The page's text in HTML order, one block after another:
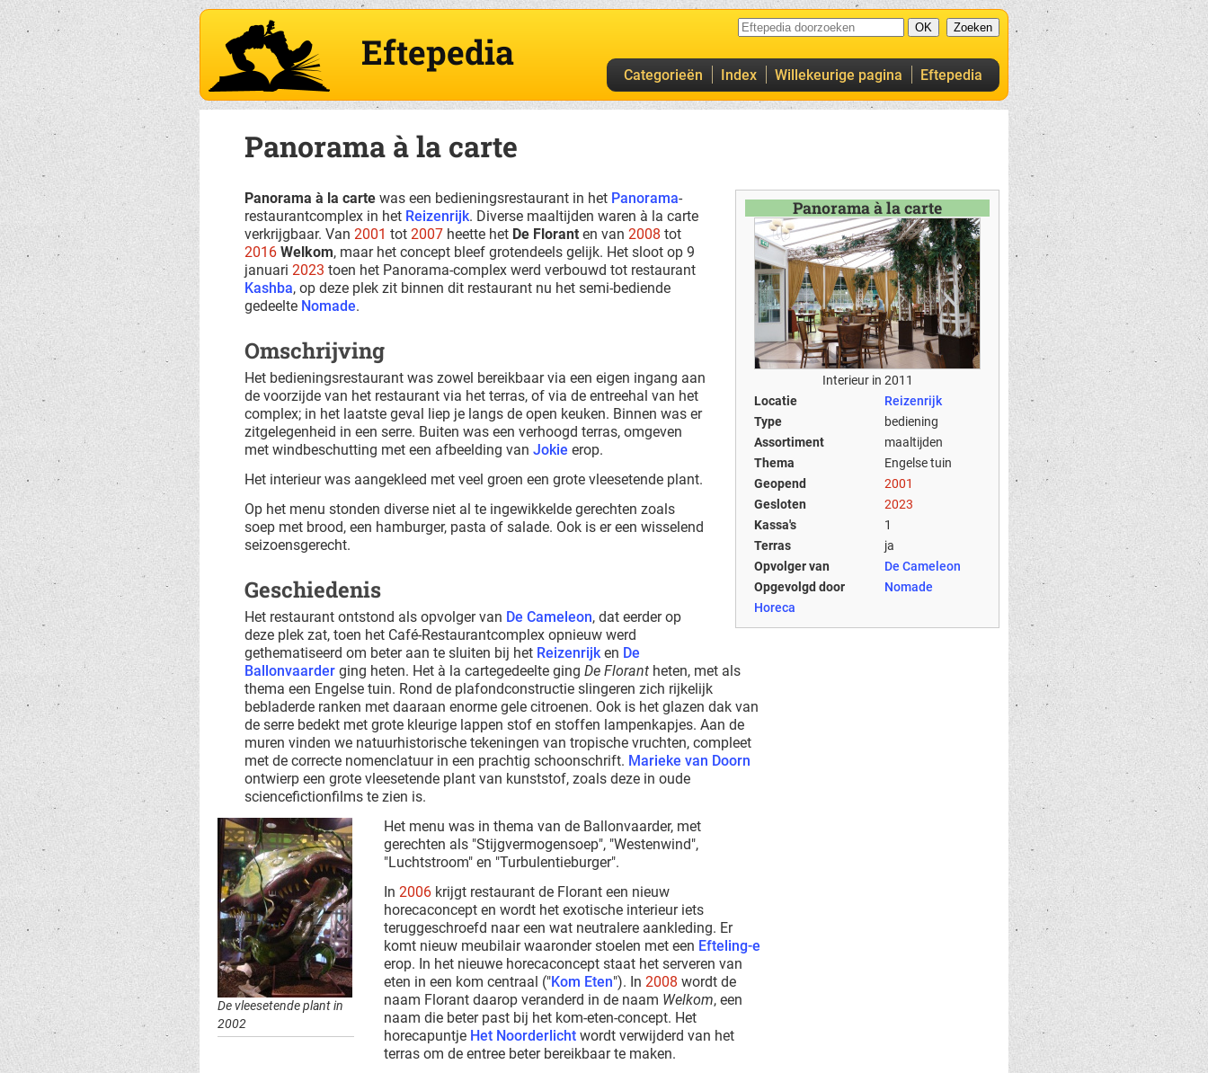
Eftepedia
Categorieën Index Willekeurige pagina Eftepedia
Panorama à la carte
Panorama à la carte
Interieur in 2011
Locatie
Reizenrijk
Type
bediening
Assortiment
maaltijden
Thema
Engelse tuin
Geopend
2001
Gesloten
2023
Kassa's
1
Terras
ja
Opvolger van
De Cameleon
Opgevolgd door
Nomade
Horeca
Panorama à la carte was een bedieningsrestaurant in het Panorama-
restaurantcomplex in het Reizenrijk. Diverse maaltijden waren à la carte
verkrijgbaar. Van 2001 tot 2007 heette het De Florant en van 2008 tot
2016 Welkom, maar het concept bleef grotendeels gelijk. Het sloot op 9
januari 2023 toen het Panorama-complex werd verbouwd tot restaurant
Kashba, op deze plek zit binnen dit restaurant nu het semi-bediende
gedeelte Nomade.
Omschrijving
Het bedieningsrestaurant was zowel bereikbaar via een eigen ingang aan
de voorzijde van het restaurant via het terras, of via de entreehal van het
complex; in het laatste geval liep je langs de open keuken. Binnen was er
zitgelegenheid in een serre. Buiten was een verhoogd terras, omgeven
met windbeschutting met een afbeelding van Jokie erop.
Het interieur was aangekleed met veel groen een grote vleesetende plant.
Op het menu stonden diverse niet al te ingewikkelde gerechten zoals
soep met brood, een hamburger, pasta of salade. Ook is er een wisselend
seizoensgerecht.
Geschiedenis
Het restaurant ontstond als opvolger van De Cameleon, dat eerder op
deze plek zat, toen het Café-Restaurantcomplex opnieuw werd
gethematiseerd om beter aan te sluiten bij het Reizenrijken De
Ballonvaarder ging heten. Het à la cartegedeelte ging De Florant heten, met als
thema een Engelse tuin. Rond de plafondconstructie slingeren zich rijkelijk
bebladerde ranken met daaraan enorme gele citroenen. Ook is het glazen dak van
de serre bedekt met grote kleurige lappen stof en stoffen lampenkapjes. Aan de
muren vinden we natuurhistorische tekeningen van tropische vruchten, compleet
met de correcte nomenclatuur in een prachtig schoonschrift. Marieke van Doorn
ontwierp een grote vleesetende plant van kunststof, zoals deze in oude
sciencefictionfilms te zien is.
De vleesetende plant in
2002
Het menu was in thema van de Ballonvaarder, met
gerechten als "Stijgvermogensoep", "Westenwind",
"Luchtstroom" en "Turbulentieburger".
In 2006krijgt restaurant de Florant een nieuw
horecaconcept en wordt het exotische interieur iets
teruggeschroefd naar een wat neutralere aankleding. Er
komt nieuw meubilair waaronder stoelen met een Efteling-e
erop. In het nieuwe horecaconcept staat het serveren van
eten in een kom centraal ("Kom Eten"). In 2008 wordt de
naam Florant daarop veranderd in de naam Welkom, een
naam die beter past bij het kom-eten-concept. Het
horecapuntje Het Noorderlichtwordt verwijderd van het
terras om de entree beter bereikbaar te maken.